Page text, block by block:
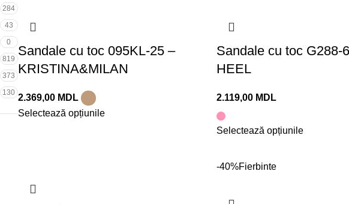
284
43
0
819
373
130
Sandale cu toc 095KL-25 –
KRISTINA&MILAN
MDL
Selectează opțiunile
Sandale cu toc G288-
HEEL
MDL
Selectează opțiunile
-40%Fierbinte